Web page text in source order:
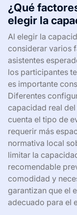
¿Qué
elegir la
Al elegir la
considerar varios
asistentes
los participantes
es importante
Diferentes
capacidad real
cuenta el tipo de
requerir más
normativa local
limitar la
recomendable
comodidad y
garantizan que el
adecuado para el